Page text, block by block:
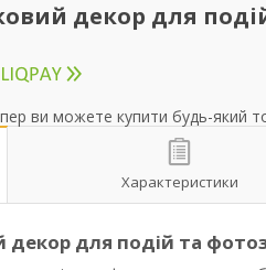
декор для
ви можете купити будь-який
Характеристики
для подій та